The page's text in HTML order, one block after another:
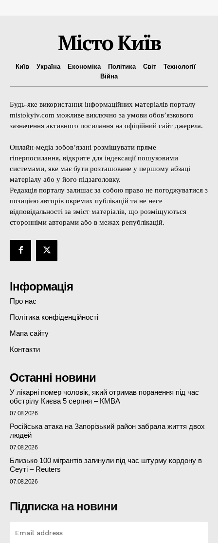
Місто Київ
Київ Україна Економіка Політика Світ
Технології
Війна
Будь-яке використання інформаційних матеріалів порталу
mistokyiv.com можливе виключно за умови обов’язкового
зазначення активного посилання на офіційний сайт джерела.
Онлайн-медіа зобов’язані розміщувати пряме
гіперпосилання, відкрите для індексації пошуковими
системами, яке має бути розташоване у першому абзаці
матеріалу або у його підзаголовку.
Редакція порталу залишає за собою право не погоджуватися з
позицією авторів окремих публікацій та не несе
відповідальності за зміст матеріалів, що розміщуються
сторонніми авторами або в межах републікацій.
Інформація
Про нас
Політика конфіденційності
Мапа сайту
Контакти
Останні новини
У лікарні помер чоловік, який отримав поранення під час
обстрілу Києва 5 серпня – КМВА
07.08.2026
Російська атака на Запорізький район забрала життя двох
людей
07.08.2026
Близько 100 мігрантів загинули під час штурму кордону в
Сеуті – Reuters
07.08.2026
Підписка на новини